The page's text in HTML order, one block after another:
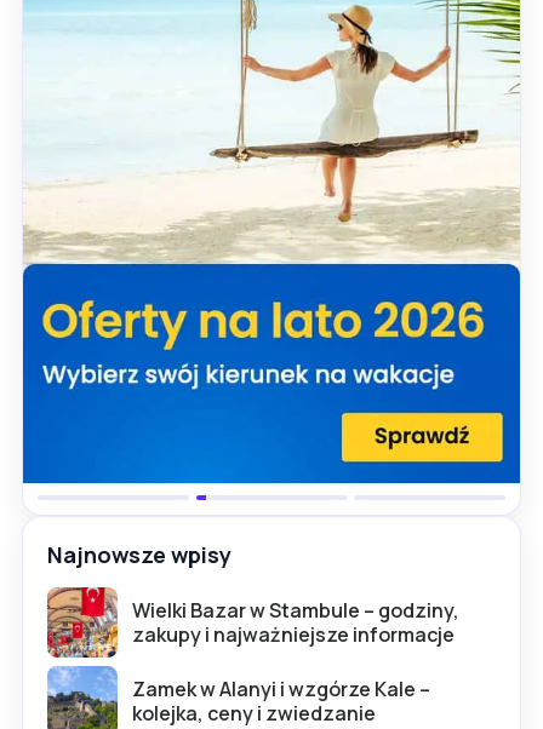
Najnowsze wpisy
Wielki Bazar w Stambule – godziny,
zakupy i najważniejsze informacje
Zamek w Alanyi i wzgórze Kale –
kolejka, ceny i zwiedzanie